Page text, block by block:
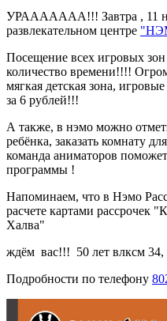
УРААААААА!!! Завтра , 11
развлекательном центре
Посещение всех игровых
количество времени!!!!
мягкая детская зона,
за 6 рублей!!!
А также, в нэмо можно
ребёнка, заказать комнату
команда аниматоров
программы !
Напоминаем, что в Нэмо
расчете картами рассрочек
Халва"
ждём вас!!! 50 лет влксм 34,
Подробности по телефону